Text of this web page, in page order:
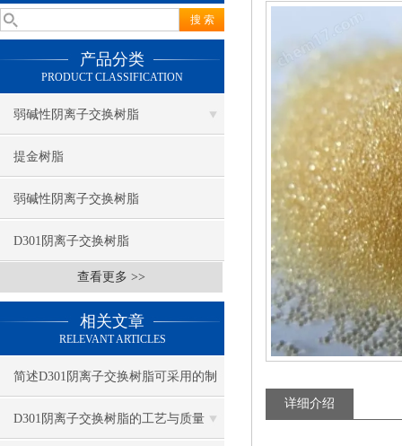
产品分类
PRODUCT CLASSIFICATION
弱碱性阴离子交换树脂
提金树脂
弱碱性阴离子交换树脂
D301阴离子交换树脂
查看更多 >>
相关文章
RELEVANT ARTICLES
简述D301阴离子交换树脂可采用的制
备方法
D301阴离子交换树脂的工艺与质量
详细介绍